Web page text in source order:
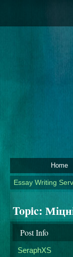
Home
Essay Writing
Topic:
Post Info
SeraphXS